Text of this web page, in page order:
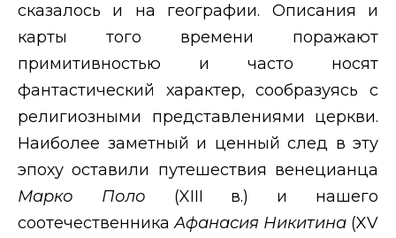
сказалось и на географии. Описания и
карты того времени поражают
примитивностью и часто носят
фантастический характер, сообразуясь с
религиозными представлениями церкви.
Наиболее заметный и ценный след в эту
эпоху оставили путешествия венецианца
Марко Поло (XIII в.) и нашего
соотечественникаАфанасия Никитина (XV